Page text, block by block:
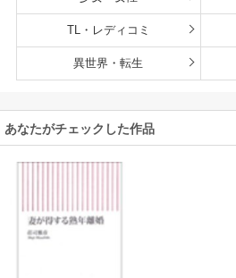
TL・レディコミ
異世界・転生
あなたがチェックした作品